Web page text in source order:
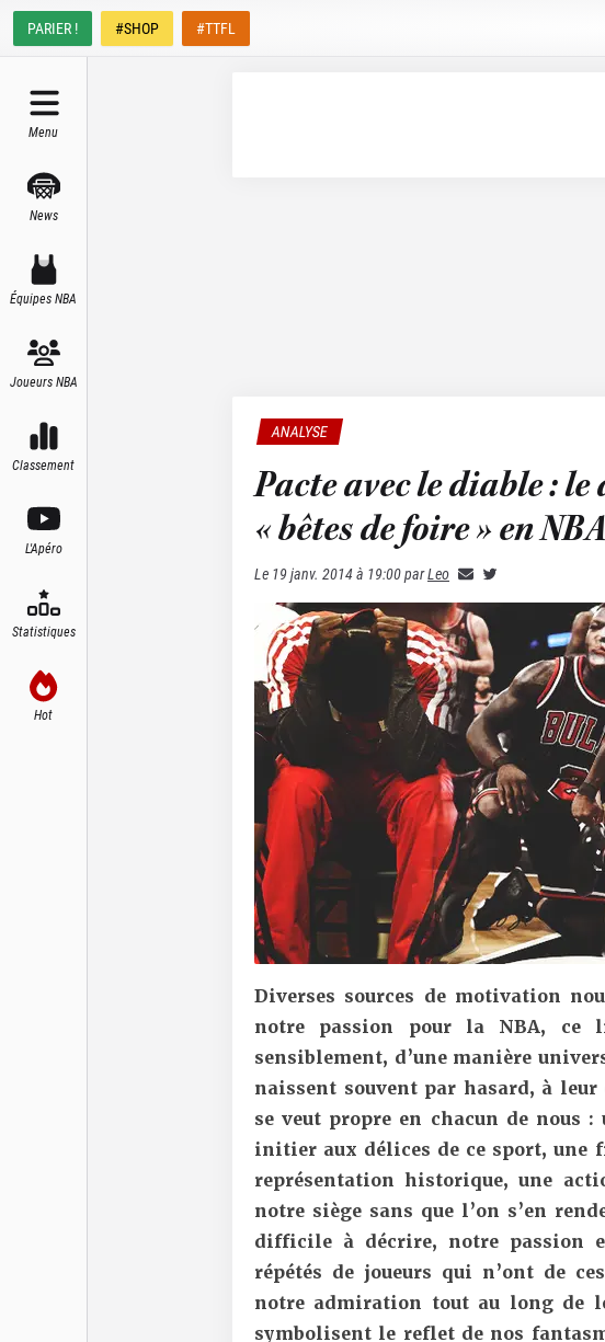
PARIER ! #SHOP #TTFL
Menu
News
Équipes NBA
Joueurs NBA
Classement
L'Apéro
Statistiques
Hot
ANALYSE
Pacte avec le diable :
« bêtes de foire » en NBA
Le 19 janv. 2014 à 19:00parLeo
Diverses sources de motivation
notre passion pour la NBA,
sensiblement, d’une manière
naissent souvent par hasard, à
se veut propre en chacun de nous
initier aux délices de ce sport, une
représentation historique,une
notre siège sans que l’on s’en
difficile à décrire, notre passion
répétés de joueurs qui n’ont de
notre admiration tout au long de
symbolisent le reflet de nos